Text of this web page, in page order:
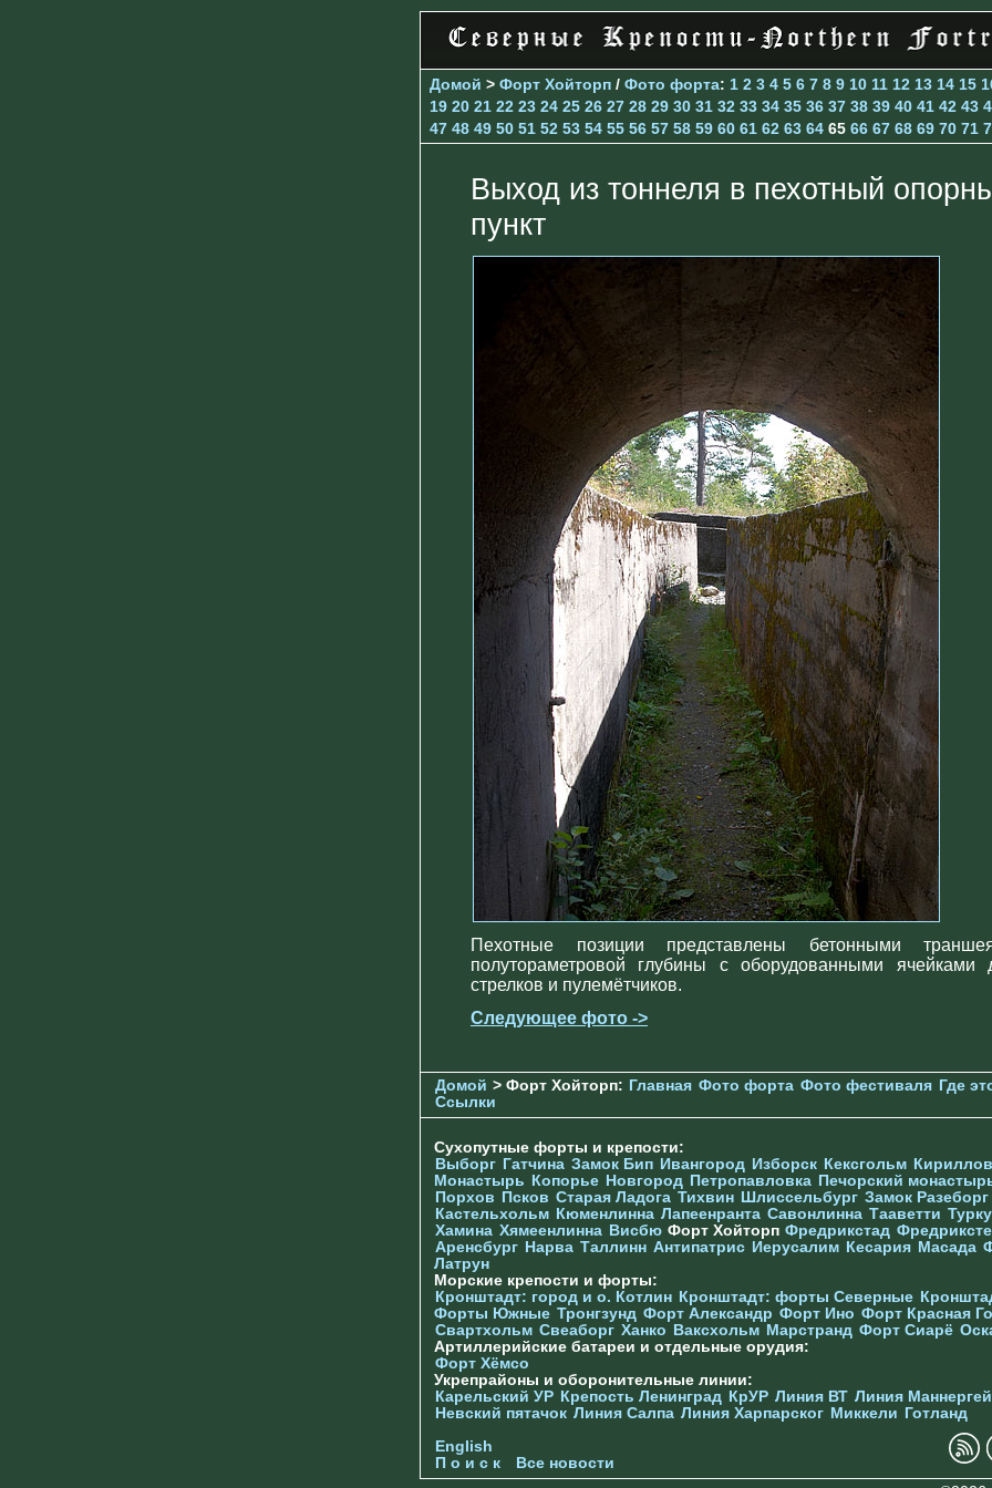
Домой > Форт Хойторп / Фото форта: 1 2 3 4 5 6 7 8 9 10 11 12 13 14 15
19 20 21 22 23 24 25 26 27 28 29 30 31 32 33 34 35 36 37 38 39 40 41 42 43
47 48 49 50 51 52 53 54 55 56 57 58 59 60 61 62 63 64 65 66 67 68 69 70 71
Выход из тоннеля в пехотный
пункт
Пехотные позиции представлены бетонными
полутораметровой глубины с оборудованными ячейками
стрелков и пулемётчиков.
Следующее фото ->
Домой > Форт Хойторп: Главная Фото форта Фото фестиваля Где
Ссылки
Сухопутные форты и крепости:
Выборг Гатчина Замок Бип Ивангород Изборск Кексгольм
Монастырь
Копорье Новгород Петропавловка Печорcкий
Порхов
Псков Старая Ладога Тихвин Шлиссельбург Замок Разеборг
Кастельхольм Кюменлинна Лапеенранта Савонлинна Тааветти Турку
Хамина Хямеенлинна Висбю Форт Хойторп Фредрикстад
Аренсбург Нарва Таллинн Антипатрис Иерусалим Кесария Масада
Латрун
Морские крепости и форты:
Кронштадт: город и о. Котлин Кронштадт: форты Северные
Форты Южные Тронгзунд Форт Александр Форт Ино Форт Красная
Свартхольм Свеаборг Ханко Ваксхольм Марстранд Форт Сиарё
Артиллерийские батареи и отдельные орудия:
Форт Хёмсо
Укрепрайоны и оборонительные линии:
Карельский УР Крепость Ленинград КрУР Линия ВТ Линия
Невский пятачок Линия Салпа Линия Харпарског Миккели
Готланд
English
П о и с к
Все новости